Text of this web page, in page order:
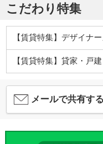
こだわり特集
【賃貸特集】デザイナ
【賃貸特集】貸家・戸建
メールで共有する